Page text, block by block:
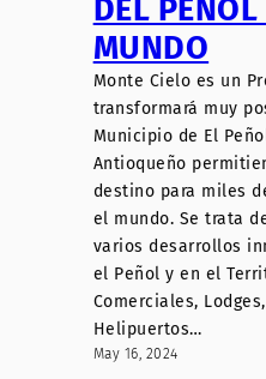
DEL PEÑOL
MUNDO
Monte Cielo es un
transformará muy
Municipio de El
Antioqueño
destino para miles
el mundo. Se trata
varios desarrollos
el Peñol y en el
Comerciales,
Helipuertos…
May 16, 2024